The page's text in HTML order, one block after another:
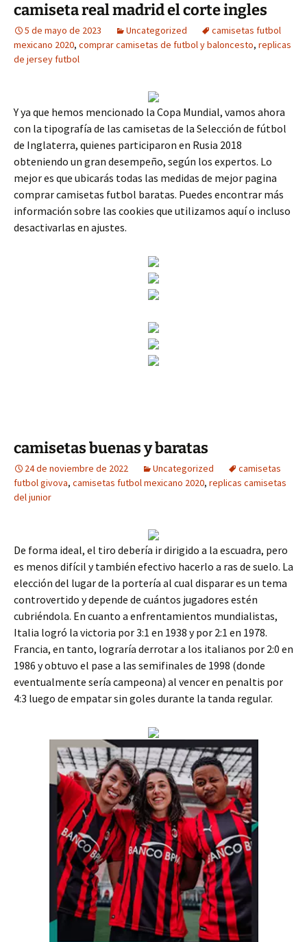
camiseta real madrid el corte ingles
5 de mayo de 2023 Uncategorized
camisetas futbol
mexicano 2020, comprar camisetas de futbol y baloncesto, replicas
de jersey futbol
Y ya que hemos mencionado la Copa Mundial, vamos ahora
con la tipografía de las camisetas de la Selección de fútbol
de Inglaterra, quienes participaron en Rusia 2018
obteniendo un gran desempeño, según los expertos. Lo
mejor es que ubicarás todas las medidas de mejor pagina
comprar camisetas futbol baratas. Puedes encontrar más
información sobre las cookies que utilizamos aquí o incluso
desactivarlas en ajustes.
camisetas buenas y baratas
24 de noviembre de 2022 Uncategorized
camisetas
futbol givova, camisetas futbol mexicano 2020, replicas camisetas
del junior
De forma ideal, el tiro debería ir dirigido a la escuadra, pero
es menos difícil y también efectivo hacerlo a ras de suelo. La
elección del lugar de la portería al cual disparar es un tema
controvertido y depende de cuántos jugadores estén
cubriéndola. En cuanto a enfrentamientos mundialistas,
Italia logró la victoria por 3:1 en 1938 y por 2:1 en 1978.
Francia, en tanto, lograría derrotar a los italianos por 2:0 en
1986 y obtuvo el pase a las semifinales de 1998 (donde
eventualmente sería campeona) al vencer en penaltis por
4:3 luego de empatar sin goles durante la tanda regular.